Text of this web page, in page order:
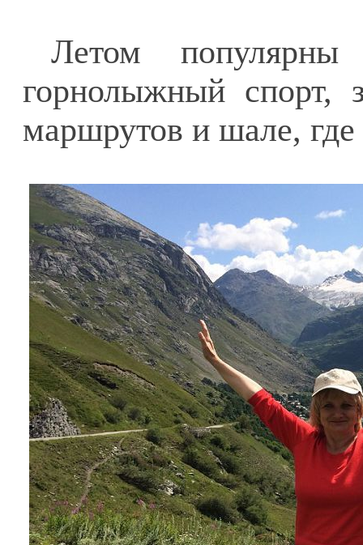
Летом
горнолыжный спорт,
маршрутов и шале,